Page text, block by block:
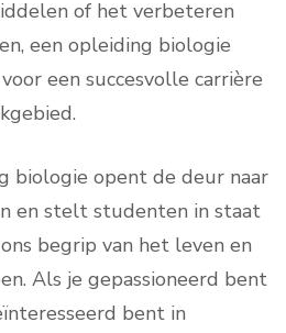
of het verbeteren
een opleiding biologie
een succesvolle carrière
biologie opent de deur naar
en stelt studenten in staat
begrip van het leven en
Als je gepassioneerd bent
bent in